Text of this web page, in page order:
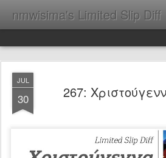
nmwisima's Limited Slip Diff
JUL
30 267: